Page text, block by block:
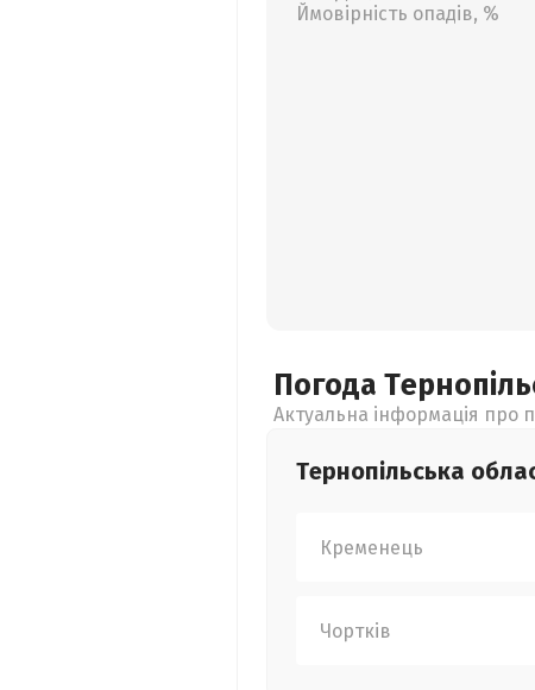
Ймовірність опадів, %
Погода
Актуальна інформація про
Тернопільська
Кременець
Чортків